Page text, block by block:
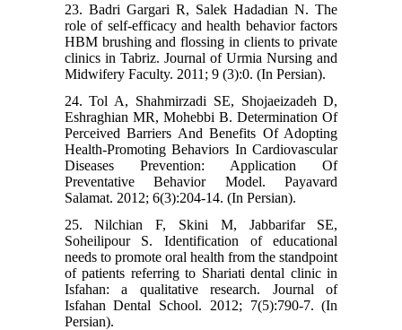
23. Badri Gargari R, Salek Hadadian N. The
role of self-efficacy and health behavior factors
HBM brushing and flossing in clients to private
clinics in Tabriz. Journal of Urmia Nursing and
Midwifery Faculty. 2011; 9 (3):0. (In Persian).
24. Tol A, Shahmirzadi SE, Shojaeizadeh D,
Eshraghian MR, Mohebbi B. Determination Of
Perceived Barriers And Benefits Of Adopting
Health-Promoting Behaviors In Cardiovascular
Diseases Prevention: Application Of
Preventative Behavior Model. Payavard
Salamat. 2012; 6(3):204-14. (In Persian).
25. Nilchian F, Skini M, Jabbarifar SE,
Soheilipour S. Identification of educational
needs to promote oral health from the standpoint
of patients referring to Shariati dental clinic in
Isfahan: a qualitative research. Journal of
Isfahan Dental School. 2012; 7(5):790-7. (In
Persian).